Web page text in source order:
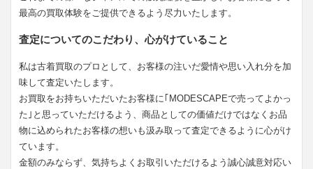
最高の買取体験をご提供できるよう尽力いたします。
査定についてのこだわり、心がけていること
私は古着買取のプロとして、お客様の注いだ愛情や思い入れ分を加
味して査定いたします。
お買取をお持ちいただいたお客様に｢MODESCAPEで売ってよかっ
た｣と思っていただけるよう、商品としての価値だけではなくお品
物に込められたお客様の想いも汲み取って査定できるように心がけ
ています。
金額のみならず、気持ちよくお取引いただけるよう誠心誠意対応い